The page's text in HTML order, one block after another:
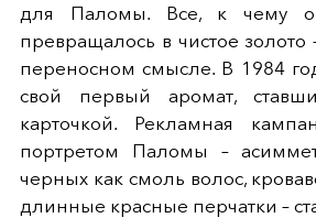
для Паломы. Все, к чему
превращалось в чистое
переносном смысле. В 1984
свой первый аромат,
карточкой. Рекламная
портретом Паломы –
черных как смоль волос,
длинные красные перчатки –